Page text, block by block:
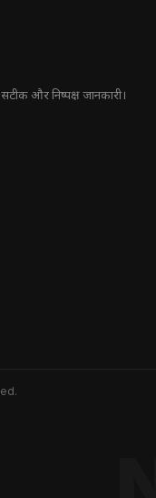
और निष्पक्ष जानकारी।